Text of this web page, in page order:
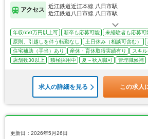
アクセス
近江鉄道近江本線 八日市駅
近江鉄道八日市線 八日市駅
年収650万円以上可 新卒も応募可能
未経験者も応募可
原則、引越しを伴う転勤なし
土日休み（相談可含む）
住宅補助（手当）あり
産休・育休取得実績有り スキ
店舗数30以上
積極採用中 夏～秋入職可 管理職候補
求人の詳細を見る この求人
更新日：2026年5月26日